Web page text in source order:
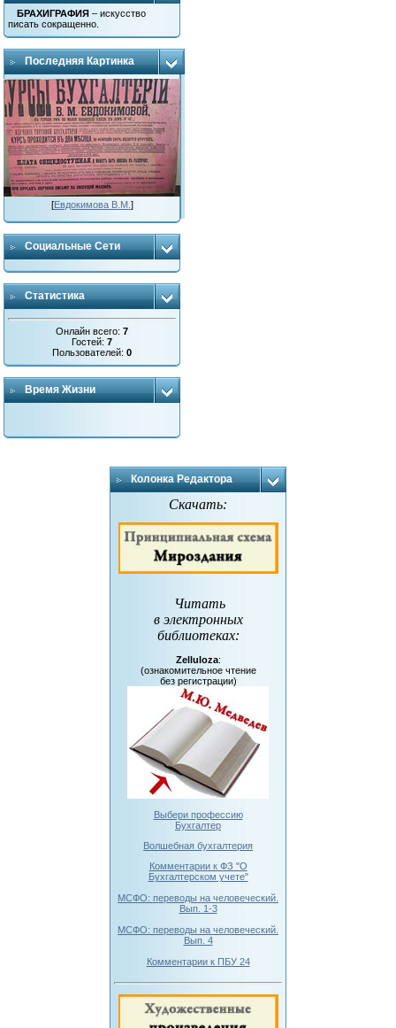
БРАХИГРАФИЯ – искусство
писать сокращенно.
Последняя Картинка
[Евдокимова В.М. ]
Социальные Сети
Статистика
Онлайн всего:7
Гостей:7
Пользователей:0
Время Жизни
Колонка Редактора
Скачать:
Читать
в электронных
библиотеках:
Zelluloza:
(ознакомительное чтение
без регистрации)
Выбери профессию
Бухгалтер
Волшебная бухгалтерия
Комментарии к ФЗ "О
Бухгалтерском учете"
МСФО: переводы на человеческий.
Вып. 1-3
МСФО: переводы на человеческий.
Вып. 4
Комментарии к ПБУ 24